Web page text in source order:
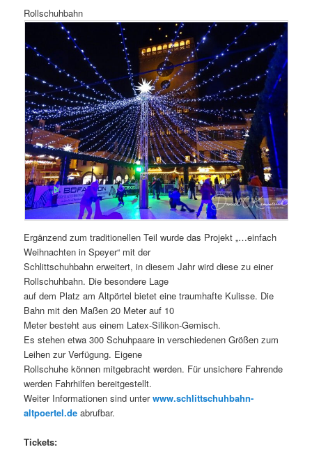
Rollschuhbahn
Ergänzend zum traditionellen Teil wurde das Projekt „…einfach
Weihnachten in Speyer“ mit der
Schlittschuhbahn erweitert, in diesem Jahr wird diese zu einer
Rollschuhbahn. Die besondere Lage
auf dem Platz am Altpörtel bietet eine traumhafte Kulisse. Die
Bahn mit den Maßen 20 Meter auf 10
Meter besteht aus einem Latex-Silikon-Gemisch.
Es stehen etwa 300 Schuhpaare in verschiedenen Größen zum
Leihen zur Verfügung. Eigene
Rollschuhe können mitgebracht werden. Für unsichere Fahrende
werden Fahrhilfen bereitgestellt.
Weiter Informationen sind unterwww.schlittschuhbahn-
altpoertel.de abrufbar.
Tickets: